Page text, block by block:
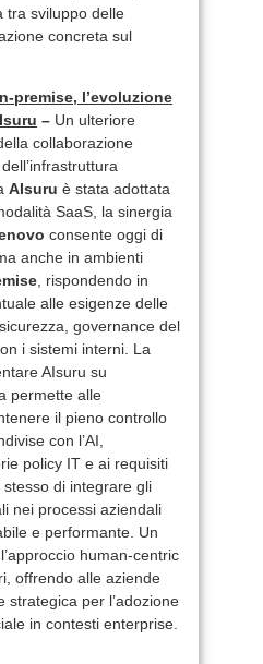
tra sviluppo delle
concreta sul
premise, l’evoluzione
– Un ulteriore
collaborazione
AIsuru è stata adottata
SaaS, la sinergia
consente oggi di
anche in ambienti
, rispondendo in
alle esigenze delle
governance del
i sistemi interni. La
AIsuru su
permette alle
il pieno controllo
con l’AI,
policy IT e ai requisiti
di integrare gli
nei processi aziendali
e performante. Un
human-centric
offrendo alle aziende
strategica per l’adozione
in contesti enterprise.